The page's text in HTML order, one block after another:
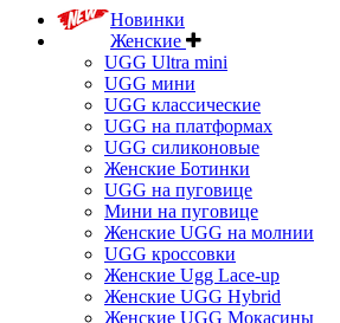
Новинки
Женские
UGG Ultra mini
UGG мини
UGG классические
UGG на платформах
UGG силиконовые
Женские Ботинки
UGG на пуговице
Мини на пуговице
Женские UGG на молнии
UGG кроссовки
Женские Ugg Lace-up
Женские UGG Hybrid
Женские UGG Мокасины